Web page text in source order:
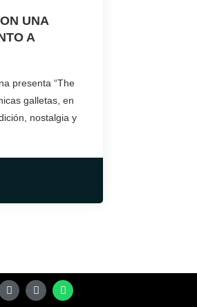
UNA
A
presenta “The
galletas, en
nostalgia y